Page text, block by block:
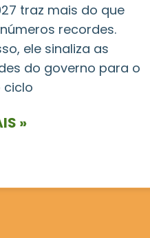
traz mais do que
recordes.
ele sinaliza as
do governo para o
ciclo
»